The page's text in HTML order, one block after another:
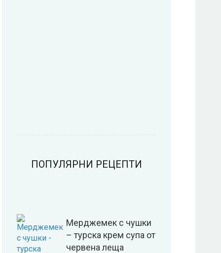
ПОПУЛЯРНИ РЕЦЕПТИ
Мерджемек с чушки
– турска крем супа от
червена леща